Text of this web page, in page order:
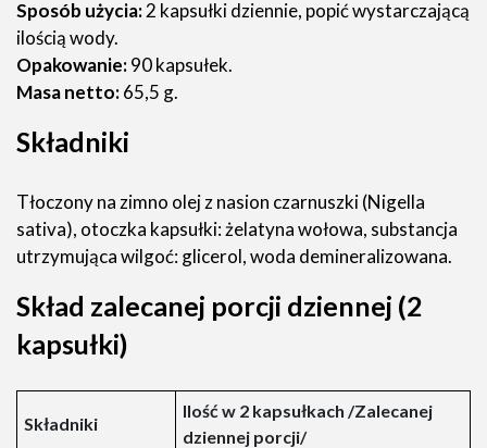
Sposób użycia:2 kapsułki dziennie, popić wystarczającą
ilością wody.
Opakowanie:90 kapsułek.
Masa netto:65,5 g.
Składniki
Tłoczony na zimno olej z nasion czarnuszki (Nigella
sativa), otoczka kapsułki: żelatyna wołowa, substancja
utrzymująca wilgoć: glicerol, woda demineralizowana.
Skład zalecanej porcji dziennej (2
kapsułki)
Składniki
Ilość w 2 kapsułkach /Zalecanej
dziennej porcji/